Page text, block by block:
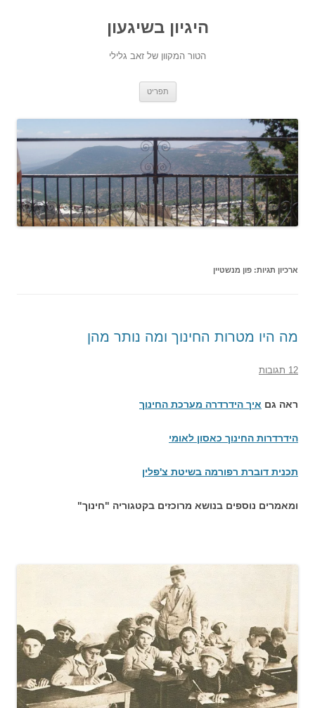
היגיון בשיגעון
הטור המקוון של זאב גלילי
תפריט
ארכיון תגיות: פון מנשטיין
מה היו מטרות החינוך ומה נותר מהן
12 תגובות
ראה גם איך הידרדרה מערכת החינוך
הידרדרות החינוך כאסון לאומי
תכנית דוברת רפורמה בשיטת צ'פלין
ומאמרים נוספים בנושא מרוכזים בקטגוריה "חינוך"